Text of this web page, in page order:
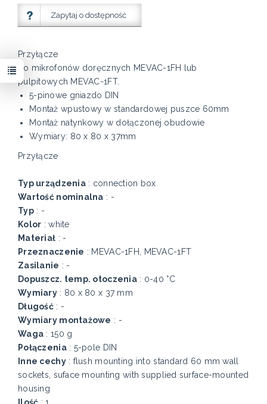
Zapytaj o dostępność
Przyłącze
do mikrofonów doręcznych MEVAC-1FH lub
pulpitowych MEVAC-1FT.
5-pinowe gniazdo DIN
Montaż wpustowy w standardowej puszce 60mm
Montaż natynkowy w dołączonej obudowie
Wymiary: 80 x 80 x 37mm
Przyłącze
Typ urządzenia: connection box
Wartość nominalna : -
Typ: -
Kolor : white
Materiał : -
Przeznaczenie : MEVAC-1FH, MEVAC-1FT
Zasilanie : -
Dopuszcz. temp. otoczenia : 0-40 °C
Wymiary: 80 x 80 x 37 mm
Długość: -
Wymiary montażowe : -
Waga : 150 g
Połączenia: 5-pole DIN
Inne cechy: flush mounting into standard 60 mm wall
sockets, suface mounting with supplied surface-mounted
housing